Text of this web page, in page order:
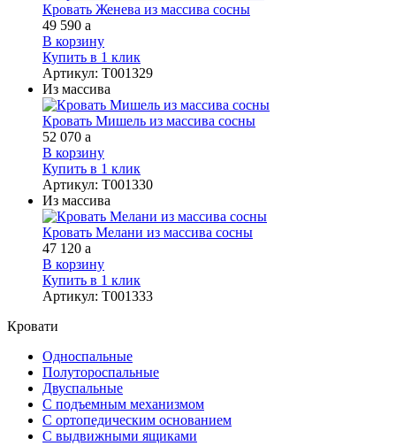
Кровать Женева из массива сосны
49 590 a
В корзину
Купить в 1 клик
Артикул: Т001329
Из массива
Кровать Мишель из массива сосны
52 070 a
В корзину
Купить в 1 клик
Артикул: Т001330
Из массива
Кровать Мелани из массива сосны
47 120 a
В корзину
Купить в 1 клик
Артикул: Т001333
Кровати
Односпальные
Полутороспальные
Двуспальные
С подъемным механизмом
С ортопедическим основанием
С выдвижными ящиками